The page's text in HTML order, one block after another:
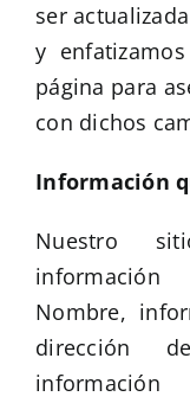
ser
y
página para
con dichos
Información
Nuestro
Nombre,
dirección